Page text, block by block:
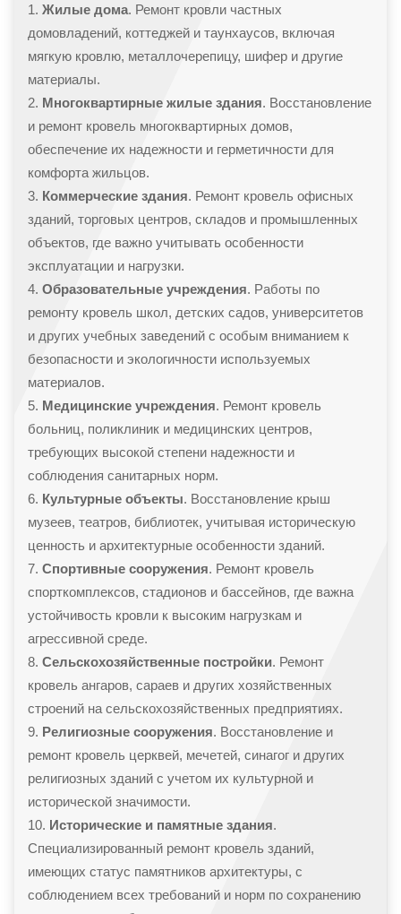
Жилые дома. Ремонт кровли частных
домовладений, коттеджей и таунхаусов, включая
мягкую кровлю, металлочерепицу, шифер и другие
материалы.
Многоквартирные жилые здания. Восстановление
и ремонт кровель многоквартирных домов,
обеспечение их надежности и герметичности для
комфорта жильцов.
Коммерческие здания. Ремонт кровель офисных
зданий, торговых центров, складов и промышленных
объектов, где важно учитывать особенности
эксплуатации и нагрузки.
Образовательные учреждения. Работы по
ремонту кровель школ, детских садов, университетов
и других учебных заведений с особым вниманием к
безопасности и экологичности используемых
материалов.
Медицинские учреждения. Ремонт кровель
больниц, поликлиник и медицинских центров,
требующих высокой степени надежности и
соблюдения санитарных норм.
Культурные объекты. Восстановление крыш
музеев, театров, библиотек, учитывая историческую
ценность и архитектурные особенности зданий.
Спортивные сооружения. Ремонт кровель
спорткомплексов, стадионов и бассейнов, где важна
устойчивость кровли к высоким нагрузкам и
агрессивной среде.
Сельскохозяйственные постройки. Ремонт
кровель ангаров, сараев и других хозяйственных
строений на сельскохозяйственных предприятиях.
Религиозные сооружения. Восстановление и
ремонт кровель церквей, мечетей, синагог и других
религиозных зданий с учетом их культурной и
исторической значимости.
Исторические и памятные здания.
Специализированный ремонт кровель зданий,
имеющих статус памятников архитектуры, с
соблюдением всех требований и норм по сохранению